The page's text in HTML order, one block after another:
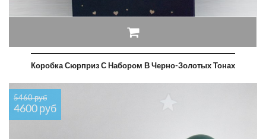
Коробка Сюрприз С Набором В Черно-Золотых Тонах
5460 руб
4600 руб